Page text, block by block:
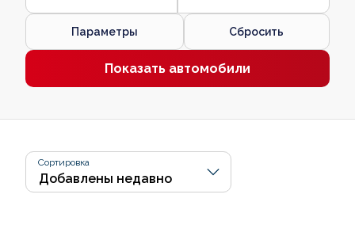
Параметры Сбросить
Показать автомобили
Сортировка